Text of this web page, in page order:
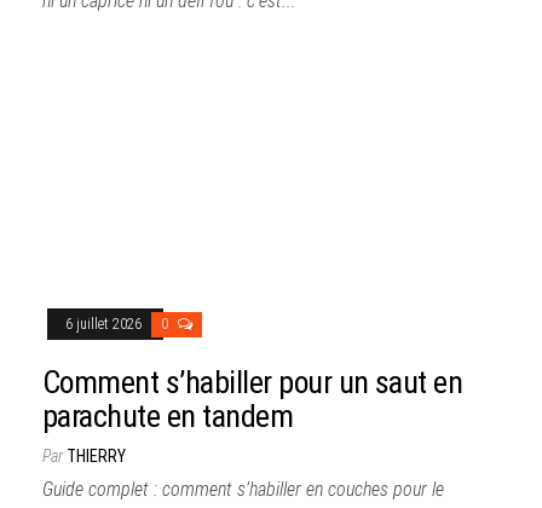
6 juillet 2026 0
Comment s’habiller pour un saut en
parachute en tandem
ParTHIERRY
Guide complet : comment s’habiller en couches pour le